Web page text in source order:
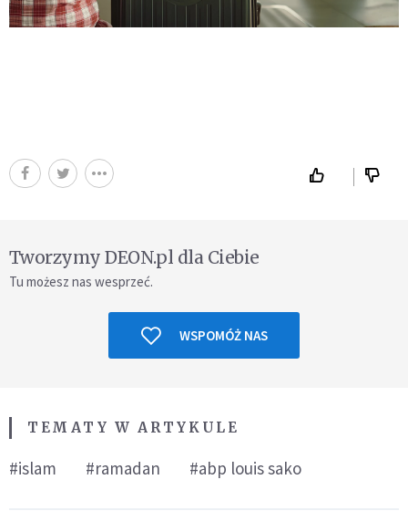
Tworzymy DEON.pl dla Ciebie
Tu możesz nas wesprzeć.
WSPOMÓŻ NAS
TEMATY W ARTYKULE
#islam #ramadan #abp louis sako